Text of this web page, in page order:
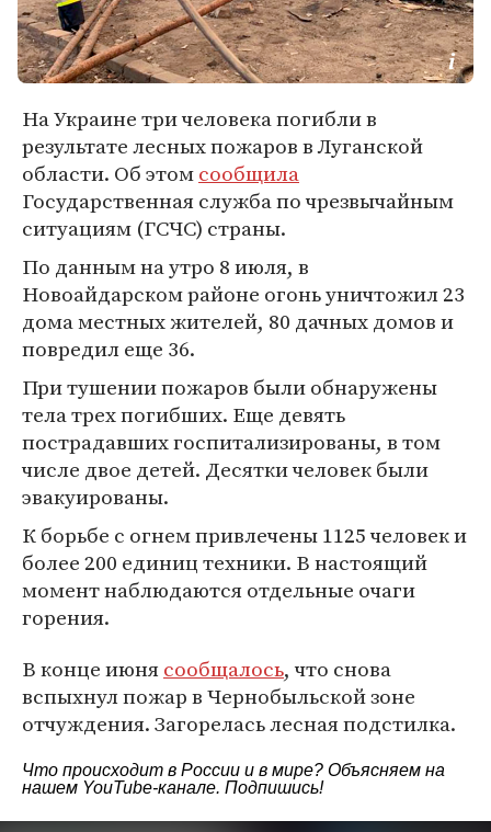
На Украине три человека погибли в
результате лесных пожаров в Луганской
области. Об этомсообщила
Государственная служба по чрезвычайным
ситуациям (ГСЧС) страны.
По данным на утро 8 июля, в
Новоайдарском районе огонь уничтожил 23
дома местных жителей, 80 дачных домов и
повредил еще 36.
При тушении пожаров были обнаружены
тела трех погибших. Еще девять
пострадавших госпитализированы, в том
числе двое детей. Десятки человек были
эвакуированы.
К борьбе с огнем привлечены 1125 человек и
более 200 единиц техники. В настоящий
момент наблюдаются отдельные очаги
горения.
В конце июнясообщалось, что снова
вспыхнул пожар в Чернобыльской зоне
отчуждения. Загорелась лесная подстилка.
Что происходит в России и в мире? Объясняем на
нашем YouTube-канале. Подпишись!